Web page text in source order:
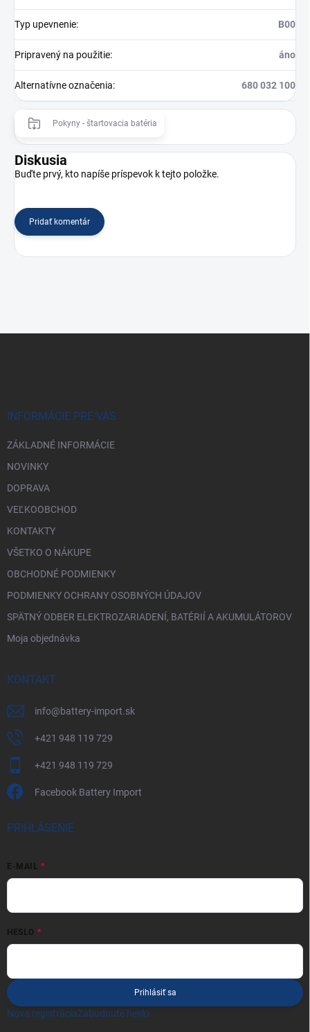
Typ upevnenie: B00
Pripravený na použitie: áno
Alternatívne označenia: 680 032 100
Pokyny - štartovacia batéria
Diskusia
Buďte prvý, kto napíše príspevok k tejto položke.
Pridať komentár
INFORMÁCIE PRE VÁS
ZÁKLADNÉ INFORMÁCIE
NOVINKY
DOPRAVA
VEĽKOOBCHOD
KONTAKTY
VŠETKO O NÁKUPE
OBCHODNÉ PODMIENKY
PODMIENKY OCHRANY OSOBNÝCH ÚDAJOV
SPÄTNÝ ODBER ELEKTROZARIADENÍ, BATÉRIÍ A AKUMULÁTOROV
Moja objednávka
KONTAKT
info@battery-import.sk
+421 948 119 729
+421 948 119 729
Facebook Battery Import
PRIHLÁSENIE
E-MAIL
HESLO
Prihlásiť sa
Nová registráciaZabudnuté heslo